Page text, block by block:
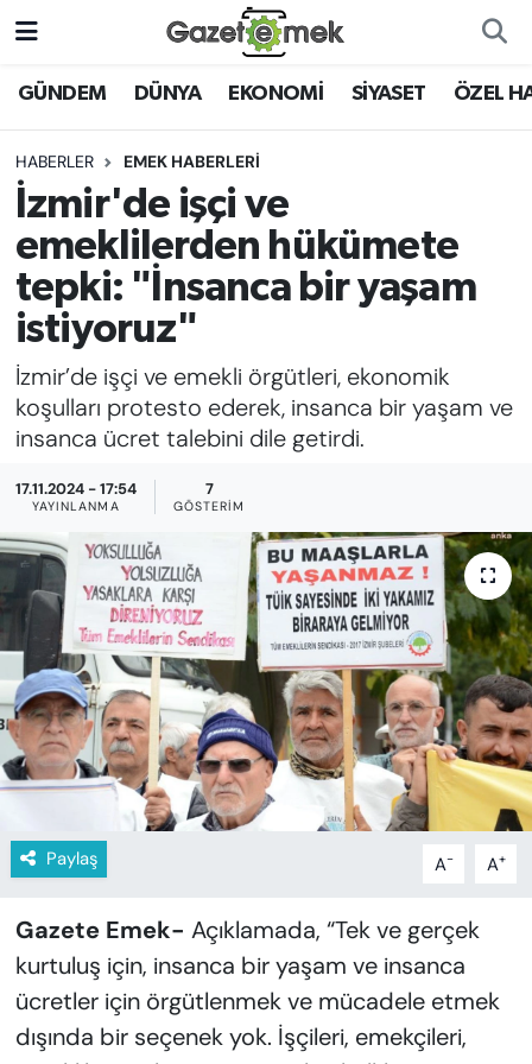
GÜNDEM DÜNYA EKONOMİ SİYASET ÖZEL
HABERLER EMEK HABERLERİ
İzmir'de işçi ve
emeklilerden hükümete
tepki: "İnsanca bir yaşam
istiyoruz"
İzmir’de işçi ve emekli örgütleri, ekonomik
koşulları protesto ederek, insanca bir yaşam ve
insanca ücret talebini dile getirdi.
17.11.2024 - 17:54
YAYINLANMA
7
GÖSTERIM
Paylaş A- A+
Gazete Emek- Açıklamada, “Tek ve gerçek
kurtuluş için, insanca bir yaşam ve insanca
ücretler için örgütlenmek ve mücadele etmek
dışında bir seçenek yok. İşçileri, emekçileri,
DÜNYA
EKONOMİ
EMEK HABERLERİ
YENİ MEDYADA EMEK
GAZETECİLİĞİNİ GELİŞTİRMEK
FAYDALI BİLGİLER
GÜNDEM
EĞİTİM
KADIN
SAĞLIK
SPOR
KÜLTÜR-SANAT
MAGAZİN
ÖZEL HABER
SİYASET
VAN VE DİYARBAKIR HABERLERİ
Nöbetçi Eczaneler
Hava Durumu
İstanbul Namaz Vakitleri
Trafik Durumu
Süper Lig Puan Durumu ve Fikstür
Tüm Manşetler
Son Dakika Haberleri
Haber Arşivi